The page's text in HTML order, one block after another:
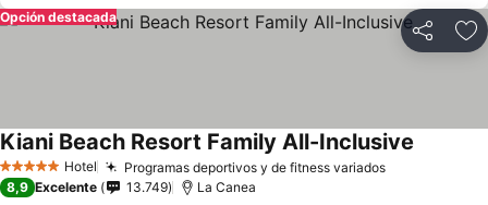
Compartir
Opción destacada
5 Estrellas Hotel Programas deportivos y de fitness variados
Kiani Beach Resort Family All-Inclusive
8,9 Excelente 13.749 La Canea